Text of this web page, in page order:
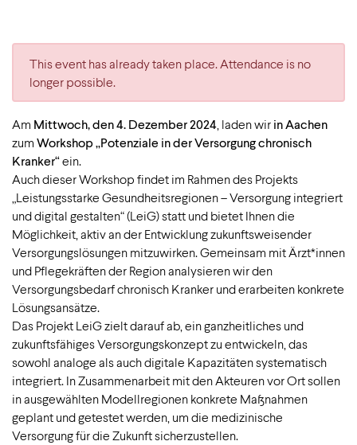
This event has already taken place. Attendance is no
longer possible.
Am Mittwoch, den 4. Dezember 2024 , laden wir in Aachen
zum Workshop „Potenziale in der Versorgung chronisch
Kranker“ein.
Auch dieser Workshop findet im Rahmen des Projekts
„Leistungsstarke Gesundheitsregionen – Versorgung integriert
und digital gestalten“ (LeiG) statt und bietet Ihnen die
Möglichkeit, aktiv an der Entwicklung zukunftsweisender
Versorgungslösungen mitzuwirken. Gemeinsam mit Ärzt*innen
und Pflegekräften der Region analysieren wir den
Versorgungsbedarf chronisch Kranker und erarbeiten konkrete
Lösungsansätze.
Das Projekt LeiG zielt darauf ab, ein ganzheitliches und
zukunftsfähiges Versorgungskonzept zu entwickeln, das
sowohl analoge als auch digitale Kapazitäten systematisch
integriert. In Zusammenarbeit mit den Akteuren vor Ort sollen
in ausgewählten Modellregionen konkrete Maßnahmen
geplant und getestet werden, um die medizinische
Versorgung für die Zukunft sicherzustellen.